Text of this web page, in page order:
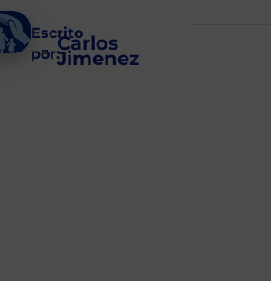
Escrito
por:Carlos
Jimenez